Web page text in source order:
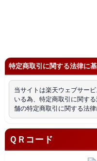
特定商取引に関する法律に
当サイトは楽天ウェブサー
いる為、特定商取引に関す
舗の特定商取引に関する法
ＱＲコード